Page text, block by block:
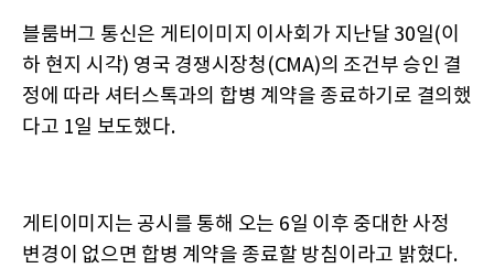
블룸버그 통신은 게티이미지 이사회가 지난달 30일(이
하 현지 시각) 영국 경쟁시장청(CMA)의 조건부 승인 결
정에 따라 셔터스톡과의 합병 계약을 종료하기로 결의했
다고 1일 보도했다.
게티이미지는 공시를 통해 오는 6일 이후 중대한 사정
변경이 없으면 합병 계약을 종료할 방침이라고 밝혔다.